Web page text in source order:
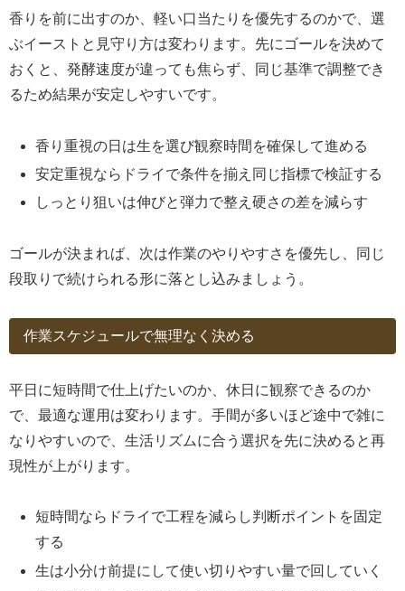
香りを前に出すのか、軽い口当たりを優先するのかで、選
ぶイーストと見守り方は変わります。先にゴールを決めて
おくと、発酵速度が違っても焦らず、同じ基準で調整でき
るため結果が安定しやすいです。
香り重視の日は生を選び観察時間を確保して進める
安定重視ならドライで条件を揃え同じ指標で検証する
しっとり狙いは伸びと弾力で整え硬さの差を減らす
ゴールが決まれば、次は作業のやりやすさを優先し、同じ
段取りで続けられる形に落とし込みましょう。
作業スケジュールで無理なく決める
平日に短時間で仕上げたいのか、休日に観察できるのか
で、最適な運用は変わります。手間が多いほど途中で雑に
なりやすいので、生活リズムに合う選択を先に決めると再
現性が上がります。
短時間ならドライで工程を減らし判断ポイントを固定
する
生は小分け前提にして使い切りやすい量で回していく